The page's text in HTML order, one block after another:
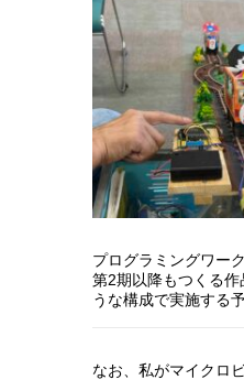
プログラミングワー
第2期以降もつくる作
うな構成で実施する
なお、私がマイクロ